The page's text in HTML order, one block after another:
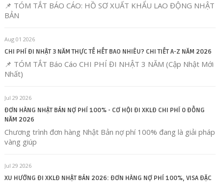
📌 TÓM TẮT BÁO CÁO: HỒ SƠ XUẤT KHẨU LAO ĐỘNG NHẬT
BẢN
Aug 01 2026
CHI PHÍ ĐI NHẬT 3 NĂM THỰC TẾ HẾT BAO NHIÊU? CHI TIẾT A-Z NĂM 2026
📌 TÓM TẮT Báo Cáo CHI PHÍ ĐI NHẬT 3 NĂM (Cập Nhật Mới
Nhất)
Jul 29 2026
ĐƠN HÀNG NHẬT BẢN NỢ PHÍ 100% - CƠ HỘI ĐI XKLĐ CHI PHÍ 0 ĐỒNG
NĂM 2026
Chương trình đơn hàng Nhật Bản nợ phí 100% đang là giải pháp
vàng giúp
Jul 29 2026
XU HƯỚNG ĐI XKLĐ NHẬT BẢN 2026: ĐƠN HÀNG NỢ PHÍ 100%, VISA ĐẶC